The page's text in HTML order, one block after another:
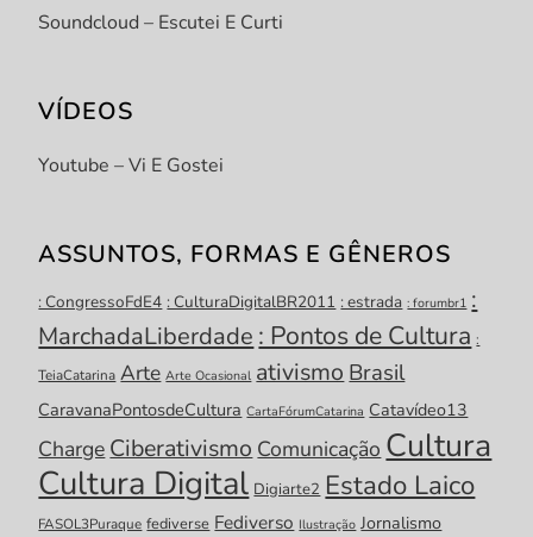
Soundcloud – Escutei E Curti
VÍDEOS
Youtube – Vi E Gostei
ASSUNTOS, FORMAS E GÊNEROS
: CongressoFdE4 : CulturaDigitalBR2011 : estrada : forumbr1 :
MarchadaLiberdade : Pontos de Cultura :
TeiaCatarina Arte Arte Ocasional ativismoBrasil
CaravanaPontosdeCultura CartaFórumCatarina Catavídeo13
ChargeCiberativismoComunicação Cultura
Cultura Digital Digiarte2 Estado Laico
FASOL3Puraque fediverse Fediverso Ilustração Jornalismo